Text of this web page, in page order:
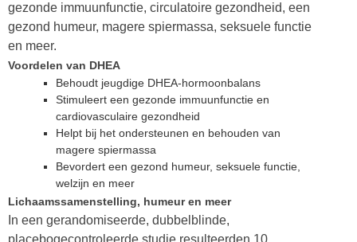
gezonde immuunfunctie, circulatoire gezondheid, een
gezond humeur, magere spiermassa, seksuele functie
en meer.
Voordelen van DHEA
Behoudt jeugdige DHEA-hormoonbalans
Stimuleert een gezonde immuunfunctie en
cardiovasculaire gezondheid
Helpt bij het ondersteunen en behouden van
magere spiermassa
Bevordert een gezond humeur, seksuele functie,
welzijn en meer
Lichaamssamenstelling, humeur en meer
In een gerandomiseerde, dubbelblinde,
placebogecontroleerde studie resulteerden 10